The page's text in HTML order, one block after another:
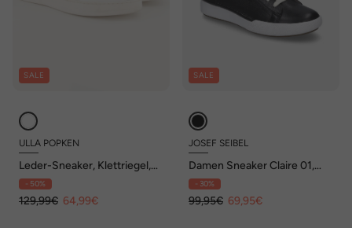
SALE
ULLA POPKEN
Leder-Sneaker, Klettriegel,
Wechselfußbett, Weite H
- 50%
129,99€ 64,99€
SALE
JOSEF SEIBEL
Damen Sneaker Claire 01,
schwarz
- 30%
99,95€ 69,95€